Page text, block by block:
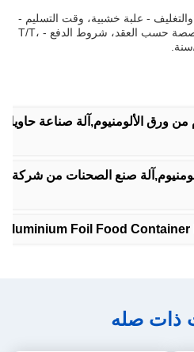
- علبة خشبية، وقت التسليم -
الآلة القياسية 30 يومًا. الآلة المخصصة حسب العقد، شروط الدفع - T/T،
صناعة حاويات من ورق الألومنيوم نصف تلقائية 80
Aluminium Foil Food
ذات صله